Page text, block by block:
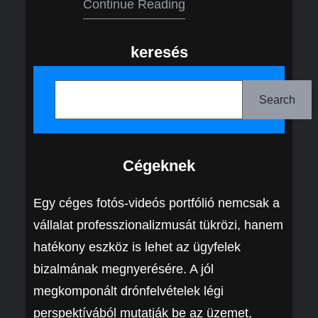
Continue Reading
keresés
s
Search
Cégeknek
Egy céges fotós-videós portfólió nemcsak a
vállalat professzionalizmusát tükrözi, hanem
hatékony eszköz is lehet az ügyfelek
bizalmának megnyerésére. A jól
megkomponált drónfelvételek légi
perspektívából mutatják be az üzemet,